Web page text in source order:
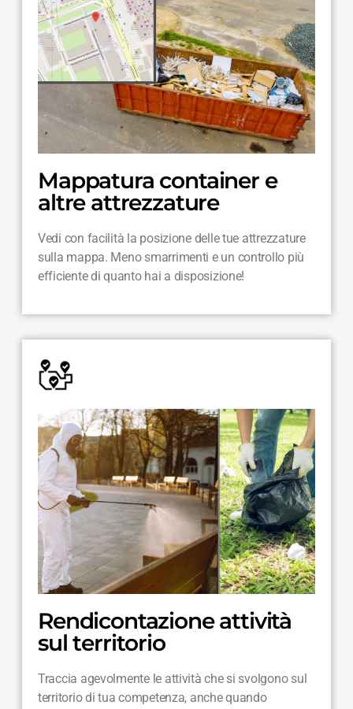
Mappatura container e
altre attrezzature
Vedi con facilità la posizione delle tue attrezzature
sulla mappa. Meno smarrimenti e un controllo più
efficiente di quanto hai a disposizione!
Rendicontazione attività
sul territorio
Traccia agevolmente le attività che si svolgono sul
territorio di tua competenza, anche quando